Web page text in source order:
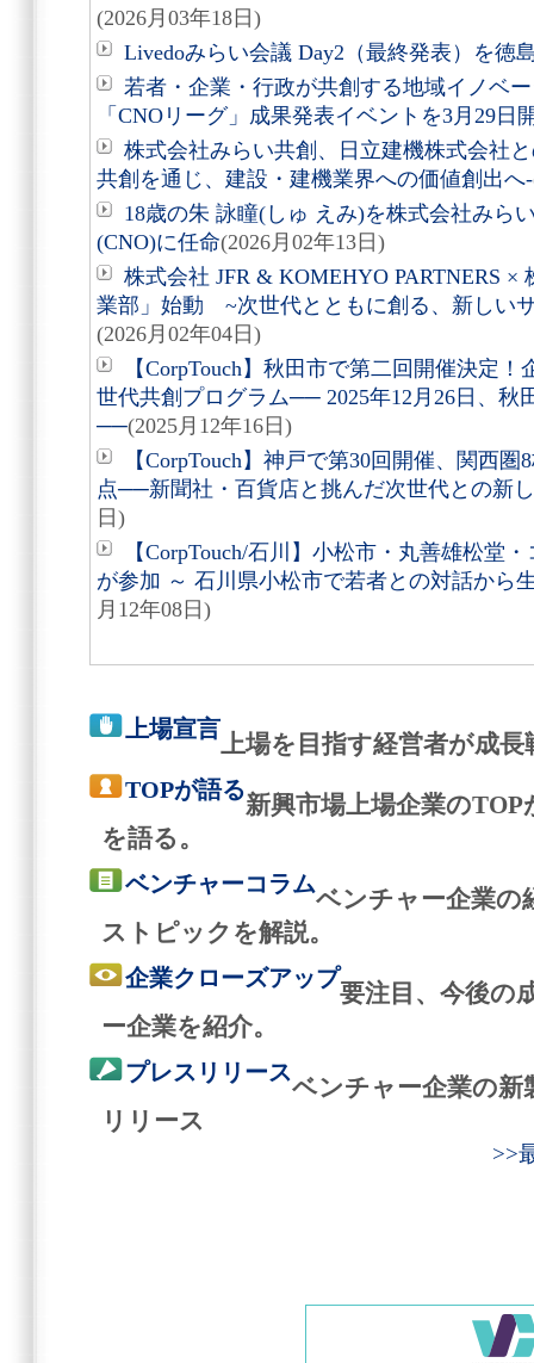
(2026月03年18日)
Livedoみらい会議 Day2（最終発表）を徳
若者・企業・行政が共創する地域イノベ
「CNOリーグ」成果発表イベントを3月29日
株式会社みらい共創、日立建機株式会社
共創を通じ、建設・建機業界への価値創出へ-
18歳の朱 詠瞳(しゅ えみ)を株式会社みら
(CNO)に任命(2026月02年13日)
株式会社 JFR & KOMEHYO PARTNERS
業部」始動 ~次世代とともに創る、新しい
(2026月02年04日)
【CorpTouch】秋田市で第二回開催決定
世代共創プログラム── 2025年12月26日、秋
──(2025月12年16日)
【CorpTouch】神戸で第30回開催、関西
点──新聞社・百貨店と挑んだ次世代との新
日)
【CorpTouch/石川】小松市・丸善雄松堂
が参加 ～ 石川県小松市で若者との対話から
月12年08日)
上場宣言
上場を目指す経営者が成
TOPが語る
新興市場上場企業の
を語る。
ベンチャーコラム
ベンチャー企業の
ストピックを解説。
企業クローズアップ
要注目、今後の
ー企業を紹介。
プレスリリース
ベンチャー企業の新
リリース
>>